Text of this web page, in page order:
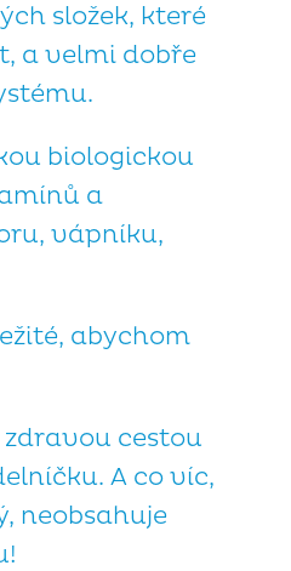
složek, které
a velmi dobře
biologickou
a
vápníku,
abychom
cestou
A co víc,
neobsahuje